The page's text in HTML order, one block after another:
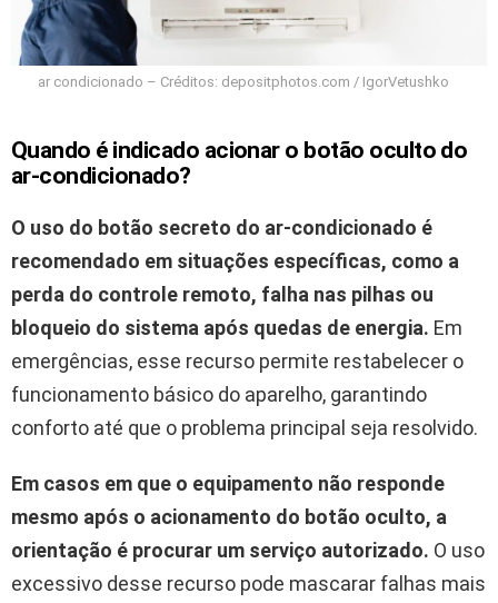
ar condicionado – Créditos: depositphotos.com / IgorVetushko
Quando é indicado acionar o botão oculto do
ar-condicionado?
O uso do botão secreto do ar-condicionado é
recomendado em situações específicas, como a
perda do controle remoto, falha nas pilhas ou
bloqueio do sistema após quedas de energia. Em
emergências, esse recurso permite restabelecer o
funcionamento básico do aparelho, garantindo
conforto até que o problema principal seja resolvido.
Em casos em que o equipamento não responde
mesmo após o acionamento do botão oculto, a
orientação é procurar um serviço autorizado. O uso
excessivo desse recurso pode mascarar falhas mais